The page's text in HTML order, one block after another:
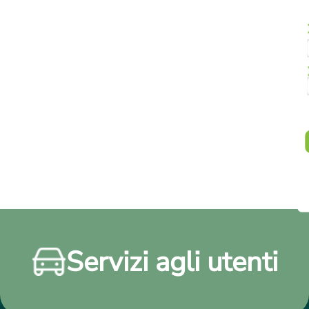
Servizi agli utenti